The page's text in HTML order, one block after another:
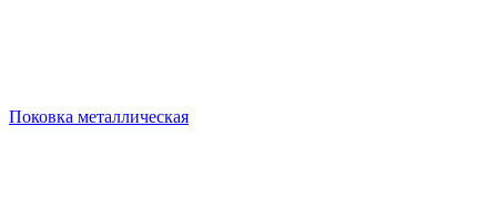
Поковка металлическая